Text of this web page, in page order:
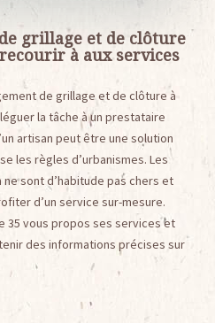
grillage et de clôture
à aux services
de grillage et de clôture à
la tâche à un prestataire
artisan peut être une solution
les règles d’urbanismes. Les
sont d’habitude pas chers et
d’un service sur-mesure.
35 vous propos ses services et
des informations précises sur